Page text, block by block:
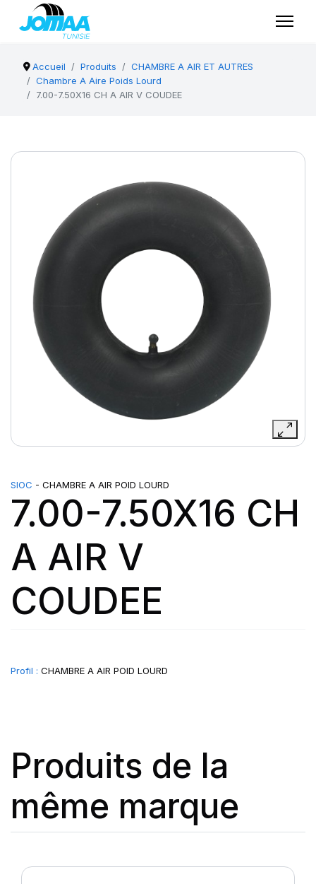
Accueil Produits
CHAMBRE A AIR ET AUTRES
Chambre A Aire Poids Lourd
7.00-7.50X16 CH A AIR V COUDEE
SIOC - CHAMBRE A AIR POID LOURD
7.00-7.50X16 CH
A AIR V
COUDEE
Profil : CHAMBRE A AIR POID LOURD
Produits de la
même marque